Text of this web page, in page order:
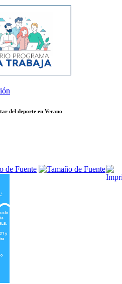
del deporte en Verano